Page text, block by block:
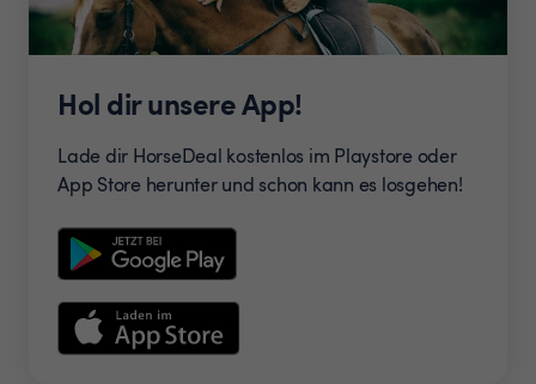
Hol dir unsere App!
Lade dir HorseDeal kostenlos im Playstore oder
App Store herunter und schon kann es losgehen!